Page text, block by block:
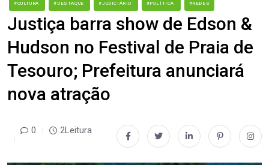
#CULTURA #DESTAQUE #JUDICIÁRIO #POLÍTICA #REDES
Justiça barra show de Edson &
Hudson no Festival de Praia de
Tesouro; Prefeitura anunciará
nova atração
0 2Leitura